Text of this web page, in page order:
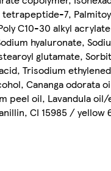
tetrapeptide-7,
C10-30 alkyl
hyaluronate,
glutamate,
Trisodium
Cananga odorata
peel oil, Lavandula
CI 15985 / yellow